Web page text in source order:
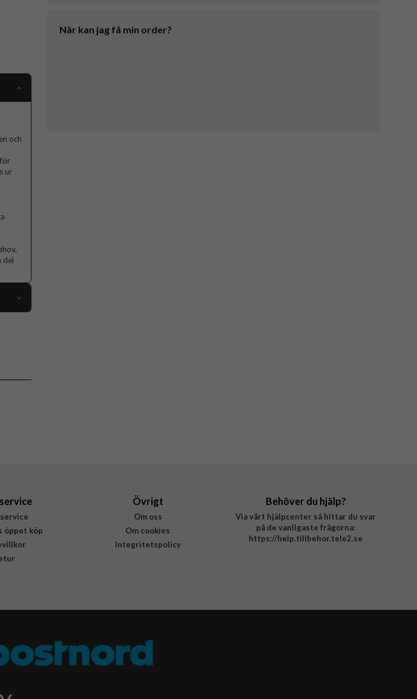
När kan jag få min order?
och
ur
del
skal
öppet köp
Övrigt
Om oss
Om cookies
Integritetspolicy
Behöver du hjälp?
Via vårt hjälpcenter så hittar du svar
på de vanligaste frågorna:
https://help.tillbehor.tele2.se